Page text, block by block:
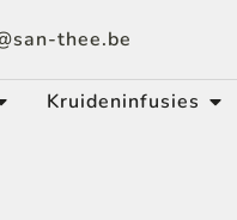
thee.be
Kruideninfusies